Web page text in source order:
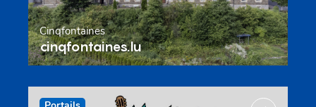
Cinqfontaines
cinqfontaines.lu